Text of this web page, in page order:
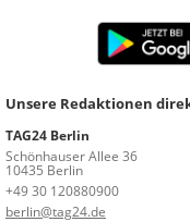
Unsere Redaktionen
TAG24 Berlin
Schönhauser Allee 36
10435 Berlin
+49 30 120880900
berlin@tag24.de